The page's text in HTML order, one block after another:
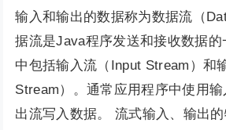
输入和输出的数据称为数据流（
据流是Java程序发送和接收数据
中包括输入流（Input Stream）和
Stream）。通常应用程序中使用
出流写入数据。 流式输入、输出